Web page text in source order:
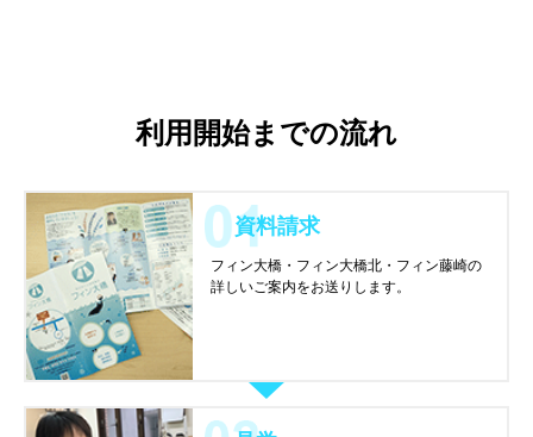
利用開始までの流れ
資料請求
フィン大橋・フィン大橋北・フィン藤崎の
詳しいご案内をお送りします。